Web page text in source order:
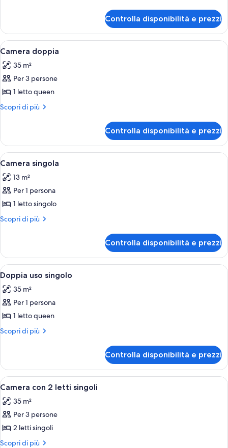
tripla
Controlla disponibilità e prezzi
Apri
tutte
le
foto
per
Camera
Una camera da letto con un letto,
2
Camera doppia
35 m²
Per 3 persone
1 letto queen
Scopri di più
Altri
doppia
Controlla disponibilità e prezzi
Apri
tutte
le
foto
per
Camera
Un bagno con un lavandino bianco,
1
Camera singola
13 m²
Per 1 persona
1 letto singolo
Scopri di più
Altri
singola
Controlla disponibilità e prezzi
Apri
tutte
le
foto
per
Doppia
Una camera da letto con un letto,
2
Doppia uso singolo
35 m²
Per 1 persona
1 letto queen
Scopri di più
Altri
uso
singolo
Controlla disponibilità e prezzi
Apri
tutte
le
foto
per
Camera
Una camera con due letti singoli,
2
Camera con 2 letti singoli
35 m²
Per 3 persone
2 letti singoli
Scopri di più
Altri